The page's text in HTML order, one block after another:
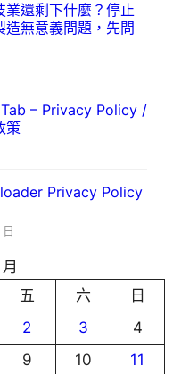
業還剩下什麼？停止
造無意義問題，先問
– Privacy Policy /
策
Privacy Policy
五 六
日
2 3
4
9 10 11